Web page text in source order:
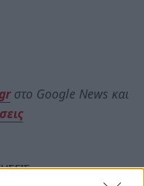
στο Google News και